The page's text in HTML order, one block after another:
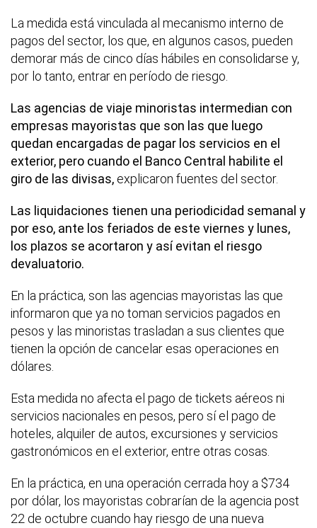
La medida está vinculada al mecanismo interno de
pagos del sector, los que, en algunos casos, pueden
demorar más de cinco días hábiles en consolidarse y,
por lo tanto, entrar en período de riesgo.
Las agencias de viaje minoristas intermedian con
empresas mayoristas que son las que luego
quedan encargadas de pagar los servicios en el
exterior, pero cuando el Banco Central habilite el
giro de las divisas, explicaron fuentes del sector.
Las liquidaciones tienen una periodicidad semanal y
por eso, ante los feriados de este viernes y lunes,
los plazos se acortaron y así evitan el riesgo
devaluatorio.
En la práctica, son las agencias mayoristas las que
informaron que ya no toman servicios pagados en
pesos y las minoristas trasladan a sus clientes que
tienen la opción de cancelar esas operaciones en
dólares.
Esta medida no afecta el pago de tickets aéreos ni
servicios nacionales en pesos, pero sí el pago de
hoteles, alquiler de autos, excursiones y servicios
gastronómicos en el exterior, entre otras cosas.
En la práctica, en una operación cerrada hoy a $734
por dólar, los mayoristas cobrarían de la agencia post
22 de octubre cuando hay riesgo de una nueva